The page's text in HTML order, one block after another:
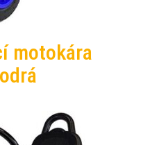
motokára